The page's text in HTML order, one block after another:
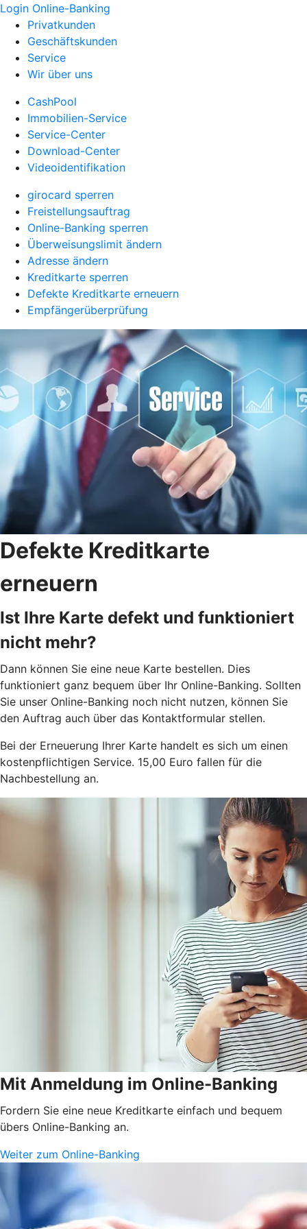
Login Online-Banking
Privatkunden
Geschäftskunden
Service
Wir über uns
CashPool
Immobilien-Service
Service-Center
Download-Center
Videoidentifikation
girocard sperren
Freistellungsauftrag
Online-Banking sperren
Überweisungslimit ändern
Adresse ändern
Kreditkarte sperren
Defekte Kreditkarte erneuern
Empfängerüberprüfung
Defekte Kreditkarte
erneuern
Ist Ihre Karte defekt und funktioniert
nicht mehr?
Dann können Sie eine neue Karte bestellen. Dies
funktioniert ganz bequem über Ihr Online-Banking. Sollten
Sie unser Online-Banking noch nicht nutzen, können Sie
den Auftrag auch über das Kontaktformular stellen.
Bei der Erneuerung Ihrer Karte handelt es sich um einen
kostenpflichtigen Service. 15,00 Euro fallen für die
Nachbestellung an.
Mit Anmeldung im Online-Banking
Fordern Sie eine neue Kreditkarte einfach und bequem
übers Online-Banking an.
Weiter zum Online-Banking